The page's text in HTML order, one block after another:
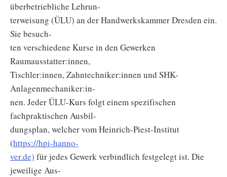
überbetriebliche Lehrun-
terweisung (ÜLU) an der Handwerkskammer Dresden ein.
Sie besuch-
ten verschiedene Kurse in den Gewerken
Raumausstatter:innen,
Tischler:innen, Zahntechniker:innen und SHK-
Anlagenmechaniker:in-
nen. Jeder ÜLU-Kurs folgt einem spezifischen
fachpraktischen Ausbil-
dungsplan, welcher vom Heinrich-Piest-Institut
(https://hpi-hanno-
ver.de) für jedes Gewerk verbindlich festgelegt ist. Die
jeweilige Aus-